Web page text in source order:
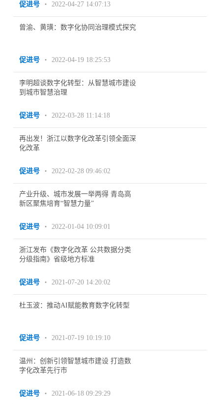
促进号 • 2022-04-27 14:07:13
曾渝、黄璜：数字化协同治理模式探究
促进号 • 2022-04-19 18:25:53
李明超谈数字化转型：从智慧城市建设
到城市智慧治理
促进号 • 2022-03-28 11:14:18
再出发！浙江以数字化改革引领全面深
化改革
促进号 • 2022-02-28 09:46:02
产业升级、城市发展一举两得 青岛高
新区聚焦培育“智慧力量”
促进号 • 2022-01-04 10:09:01
浙江发布《数字化改革 公共数据分类
分级指南》省级地方标准
促进号 • 2021-07-20 14:20:02
杜玉波：推动AI赋能教育数字化转型
促进号 • 2021-07-19 10:19:10
温州：创新引领智慧城市建设 打造数
字化改革先行市
促进号 • 2021-06-18 09:29:29